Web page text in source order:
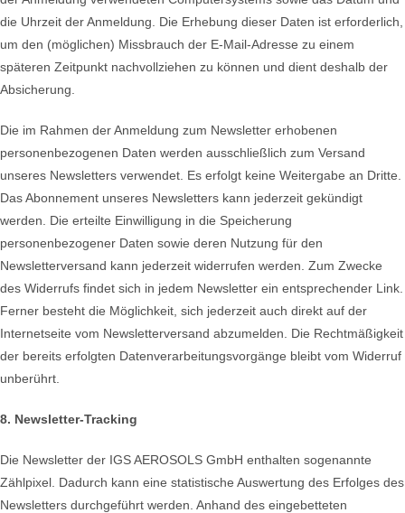
die Uhrzeit der Anmeldung. Die Erhebung dieser Daten ist erforderlich,
um den (möglichen) Missbrauch der E-Mail-Adresse zu einem
späteren Zeitpunkt nachvollziehen zu können und dient deshalb der
Absicherung.
Die im Rahmen der Anmeldung zum Newsletter erhobenen
personenbezogenen Daten werden ausschließlich zum Versand
unseres Newsletters verwendet. Es erfolgt keine Weitergabe an Dritte.
Das Abonnement unseres Newsletters kann jederzeit gekündigt
werden. Die erteilte Einwilligung in die Speicherung
personenbezogener Daten sowie deren Nutzung für den
Newsletterversand kann jederzeit widerrufen werden. Zum Zwecke
des Widerrufs findet sich in jedem Newsletter ein entsprechender Link.
Ferner besteht die Möglichkeit, sich jederzeit auch direkt auf der
Internetseite vom Newsletterversand abzumelden. Die Rechtmäßigkeit
der bereits erfolgten Datenverarbeitungsvorgänge bleibt vom Widerruf
unberührt.
8. Newsletter-Tracking
Die Newsletter der IGS AEROSOLS GmbH enthalten sogenannte
Zählpixel. Dadurch kann eine statistische Auswertung des Erfolges des
Newsletters durchgeführt werden. Anhand des eingebetteten